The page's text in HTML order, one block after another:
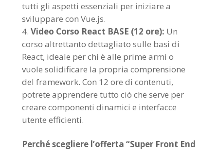
tutti gli aspetti essenziali per iniziare a
sviluppare con Vue.js.
Video Corso React BASE (12 ore): Un
corso altrettanto dettagliato sulle basi di
React, ideale per chi è alle prime armi o
vuole solidificare la propria comprensione
del framework. Con 12 ore di contenuti,
potrete apprendere tutto ciò che serve per
creare componenti dinamici e interfacce
utente efficienti.
Perché scegliere l’offerta “Super Front End